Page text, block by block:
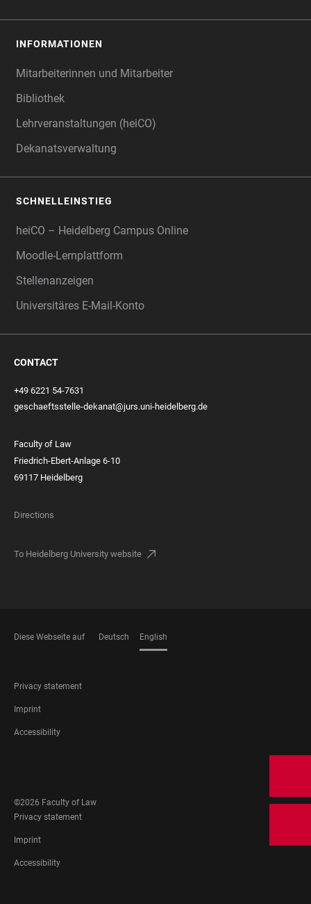
INFORMATIONEN
Mitarbeiterinnen und Mitarbeiter
Bibliothek
Lehrveranstaltungen (heiCO)
Dekanatsverwaltung
SCHNELLEINSTIEG
heiCO – Heidelberg Campus Online
Moodle-Lernplattform
Stellenanzeigen
Universitäres E-Mail-Konto
CONTACT
+49 6221 54-7631
geschaeftsstelle-dekanat@jurs.uni-heidelberg.de
Faculty of Law
Friedrich-Ebert-Anlage 6-10
69117 Heidelberg
Directions
To Heidelberg University website
Diese Webseite auf Deutsch English
FOOTER
LEGAL
Privacy statement
Imprint
Accessibility
MEDIA
©2026 Faculty of Law
FOOTER
LEGAL
Privacy statement
Imprint
Accessibility